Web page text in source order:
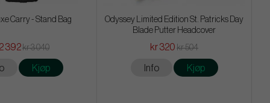
Carry - Stand Bag
392kr 3 040
Kjøp
Odyssey Limited Edition St. Patricks Day
Blade Putter Headcover
kr 320 kr 504
Info Kjøp